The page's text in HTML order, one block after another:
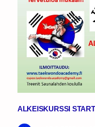
ALKEISKURSSI